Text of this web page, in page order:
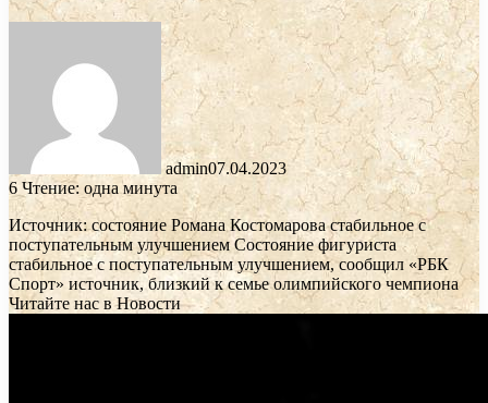
admin07.04.2023
6 Чтение: одна минута
Источник: состояние Романа Костомарова стабильное с
поступательным улучшениемСостояние фигуриста
стабильное с поступательным улучшением, сообщил «РБК
Спорт» источник, близкий к семье олимпийского чемпиона
Читайте нас в Новости